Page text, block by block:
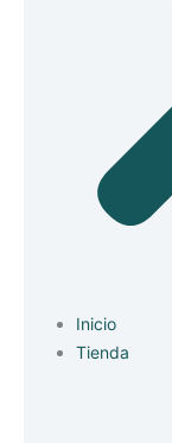
Inicio
Tienda